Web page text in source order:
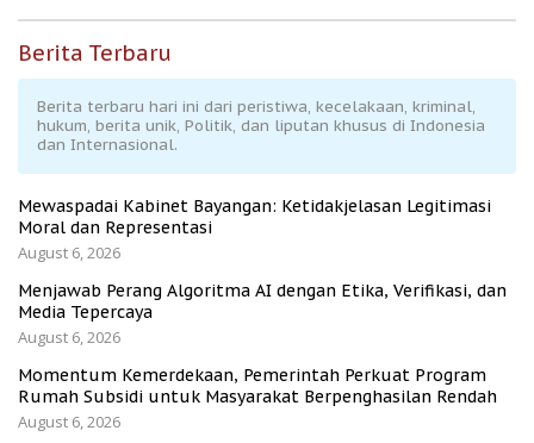
Berita Terbaru
Berita terbaru hari ini dari peristiwa, kecelakaan, kriminal,
hukum, berita unik, Politik, dan liputan khusus di Indonesia
dan Internasional.
Mewaspadai Kabinet Bayangan: Ketidakjelasan Legitimasi
Moral dan Representasi
August 6, 2026
Menjawab Perang Algoritma AI dengan Etika, Verifikasi, dan
Media Tepercaya
August 6, 2026
Momentum Kemerdekaan, Pemerintah Perkuat Program
Rumah Subsidi untuk Masyarakat Berpenghasilan Rendah
August 6, 2026